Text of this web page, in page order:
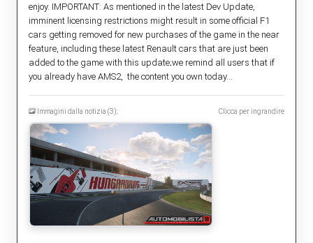
enjoy. IMPORTANT: As mentioned in the latest Dev Update,
imminent licensing restrictions might result in some official F1
cars getting removed for new purchases of the game in the near
feature, including these latest Renault cars that are just been
added to the game with this update;we remind all users that if
you already have AMS2, the content you own today...
Immagini dalla notizia (3): Clicca per ingrandire